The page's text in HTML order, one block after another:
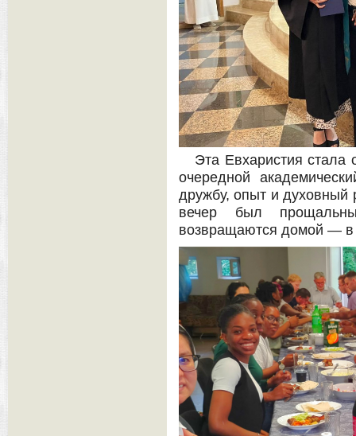
Эта Евхаристия стала
очередной
дружбу, опыт и духовный
вечер был
возвращаются домой —